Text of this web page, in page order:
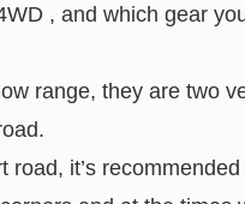
, and which gear
range, they are two
road, it’s